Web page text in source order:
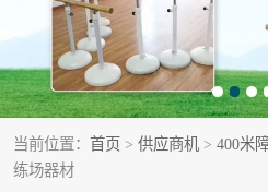
当前位置： 首页 > 供应商机 > 400米
练场器材
400米障碍器材
300米障碍器材
塑胶跑道